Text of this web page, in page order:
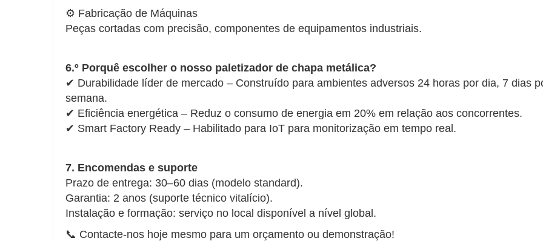
⚙️ Fabricação de Máquinas
Peças cortadas com precisão, componentes de equipamentos industriais.
6.º Porquê escolher o nosso paletizador de chapa metálica?
✔ Durabilidade líder de mercado – Construído para ambientes adversos 24 horas por dia, 7 dias
semana.
✔ Eficiência energética – Reduz o consumo de energia em 20% em relação aos concorrentes.
✔ Smart Factory Ready – Habilitado para IoT para monitorização em tempo real.
7. Encomendas e suporte
Prazo de entrega: 30–60 dias (modelo standard).
Garantia: 2 anos (suporte técnico vitalício).
Instalação e formação: serviço no local disponível a nível global.
📞 Contacte-nos hoje mesmo para um orçamento ou demonstração!